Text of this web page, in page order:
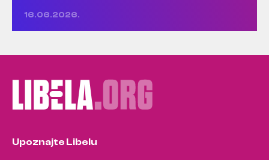
16.06.2026.
Upoznajte Libelu